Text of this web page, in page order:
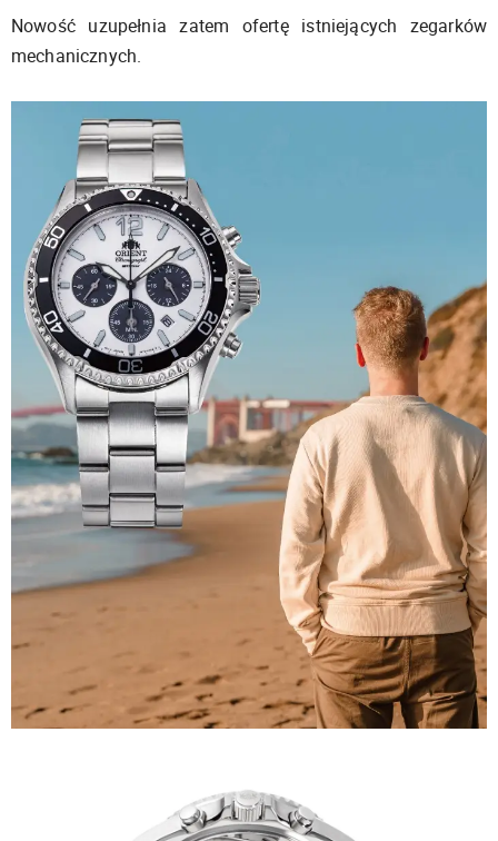
Nowość uzupełnia zatem ofertę istniejących zegarków
mechanicznych.